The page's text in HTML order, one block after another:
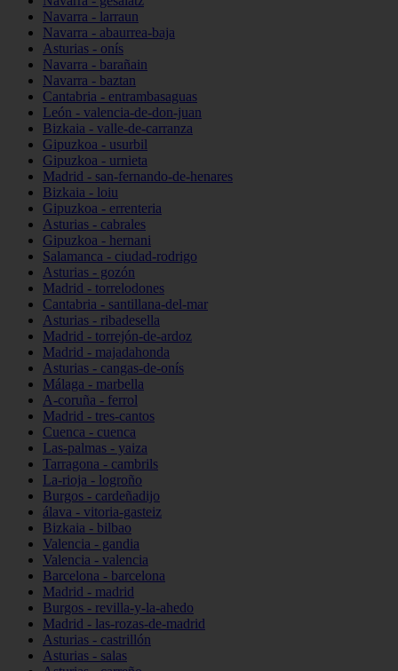
Navarra - larraun
Navarra - abaurrea-baja
Asturias - onís
Navarra - barañain
Navarra - baztan
Cantabria - entrambasaguas
León - valencia-de-don-juan
Bizkaia - valle-de-carranza
Gipuzkoa - usurbil
Gipuzkoa - urnieta
Madrid - san-fernando-de-henares
Bizkaia - loiu
Gipuzkoa - errenteria
Asturias - cabrales
Gipuzkoa - hernani
Salamanca - ciudad-rodrigo
Asturias - gozón
Madrid - torrelodones
Cantabria - santillana-del-mar
Asturias - ribadesella
Madrid - torrejón-de-ardoz
Madrid - majadahonda
Asturias - cangas-de-onís
Málaga - marbella
A-coruña - ferrol
Madrid - tres-cantos
Cuenca - cuenca
Las-palmas - yaiza
Tarragona - cambrils
La-rioja - logroño
Burgos - cardeñadijo
álava - vitoria-gasteiz
Bizkaia - bilbao
Valencia - gandia
Valencia - valencia
Barcelona - barcelona
Madrid - madrid
Burgos - revilla-y-la-ahedo
Madrid - las-rozas-de-madrid
Asturias - castrillón
Asturias - salas